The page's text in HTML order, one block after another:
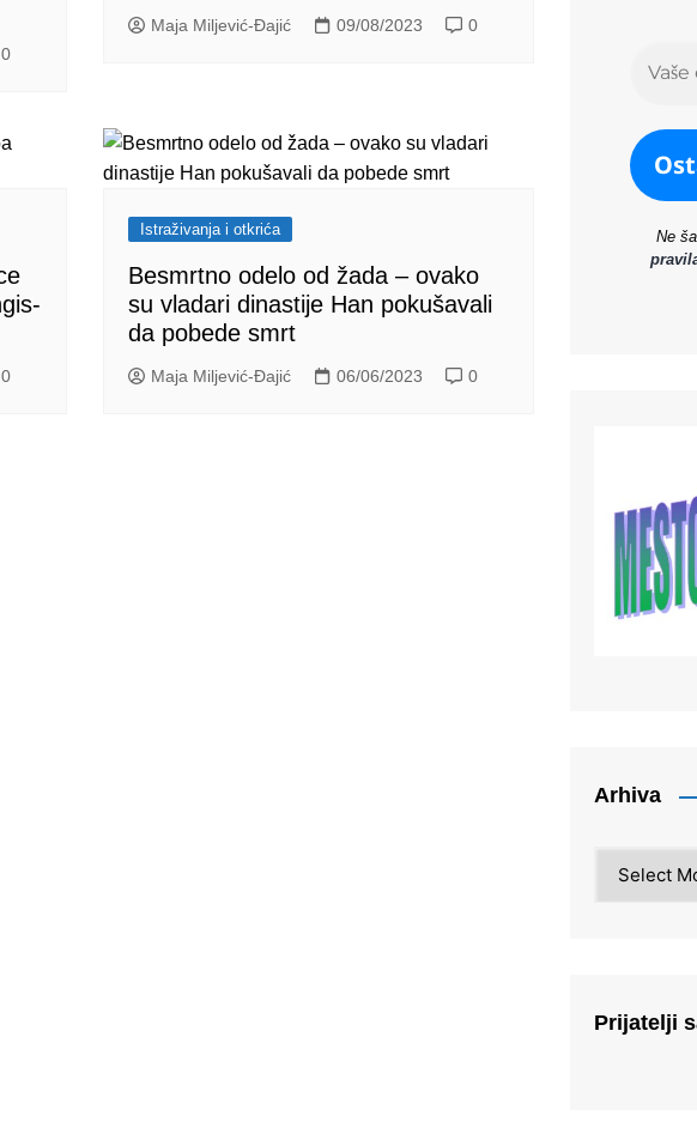
0
Maja Miljević-Đajić 09/08/2023 0
0
Istraživanja i otkrića
Besmrtno odelo od žada – ovako
su vladari dinastije Han pokušavali
da pobede smrt
Maja Miljević-Đajić 06/06/2023 0
Ne
Arhiva
Prijatelji